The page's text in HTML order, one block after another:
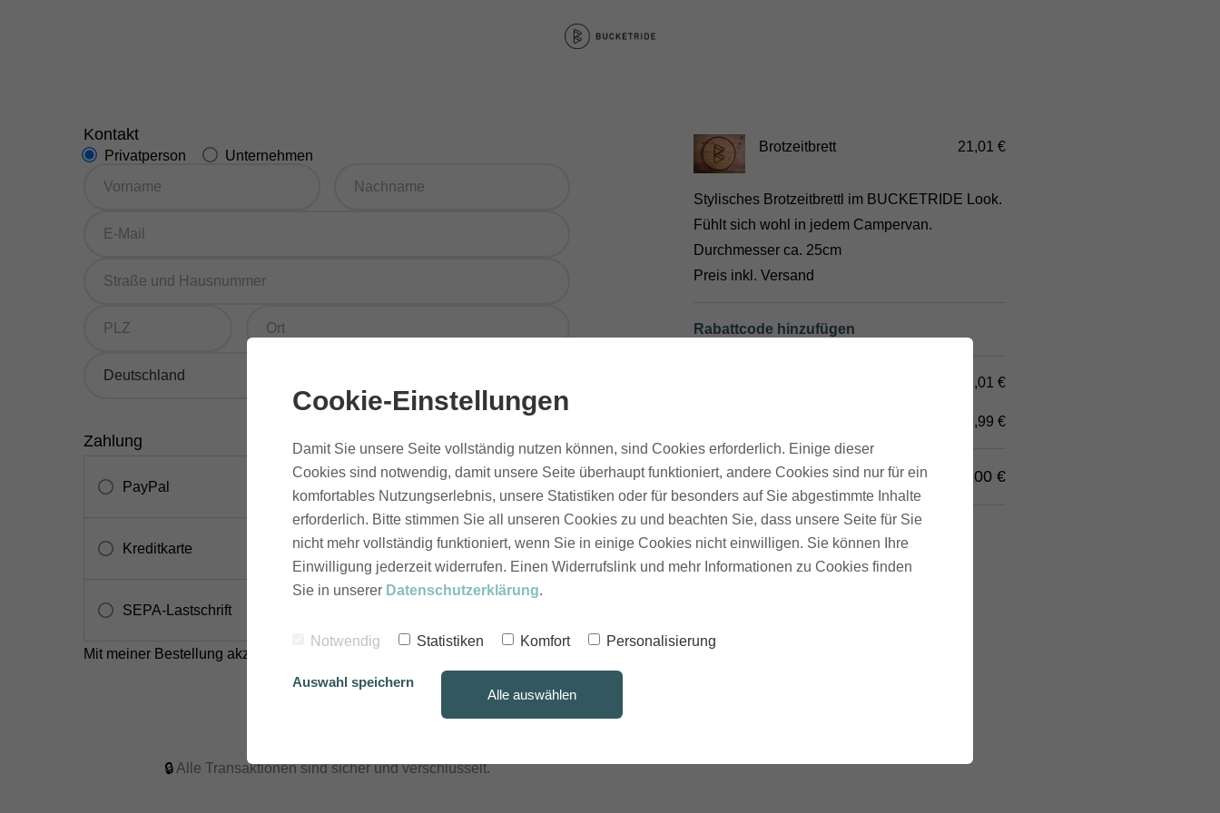
Kontakt
Privatperson Unternehmen
Zahlung
PayPal
Kreditkarte
SEPA-Lastschrift
Mit meiner Bestellung akzeptiere ich die AGB.
25,00 €
🔒 Alle Transaktionen sind sicher und verschlüsselt.
Brotzeitbrett 21,01 €
Stylisches Brotzeitbrettl im BUCKETRIDE Look.
Fühlt sich wohl in jedem Campervan.
Durchmesser ca. 25cm
Preis inkl. Versand
Rabattcode hinzufügen
21,01 €
3,99 €
Gesamt(inkl.MwSt.) 25,00 €
Cookie-Einstellungen
Damit Sie unsere Seite vollständig nutzen können, sind Cookies erforderlich. Einige dieser
Cookies sind notwendig, damit unsere Seite überhaupt funktioniert, andere Cookies sind nur für ein
komfortables Nutzungserlebnis, unsere Statistiken oder für besonders auf Sie abgestimmte Inhalte
erforderlich. Bitte stimmen Sie all unseren Cookies zu und beachten Sie, dass unsere Seite für Sie
nicht mehr vollständig funktioniert, wenn Sie in einige Cookies nicht einwilligen. Sie können Ihre
Einwilligung jederzeit widerrufen. Einen Widerrufslink und mehr Informationen zu Cookies finden
Sie in unserer Datenschutzerklärung.
Notwendig Statistiken Komfort Personalisierung
Auswahl speichern
Alle auswählen